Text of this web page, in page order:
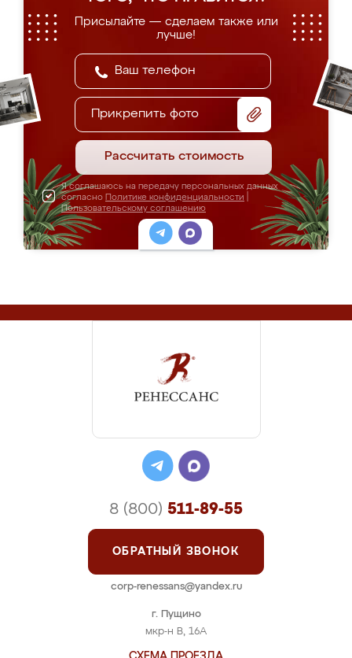
Присылайте — сделаем также или
лучше!
Прикрепить фото
Рассчитать стоимость
Я соглашаюсь на передачу персональных данных
согласно Политике конфиденциальности
Пользовательскому соглашению
г. Пущино
мкр-н В, 16А
8 (800) 511-89-55
ОБРАТНЫЙ ЗВОНОК
corp-renessans@yandex.ru